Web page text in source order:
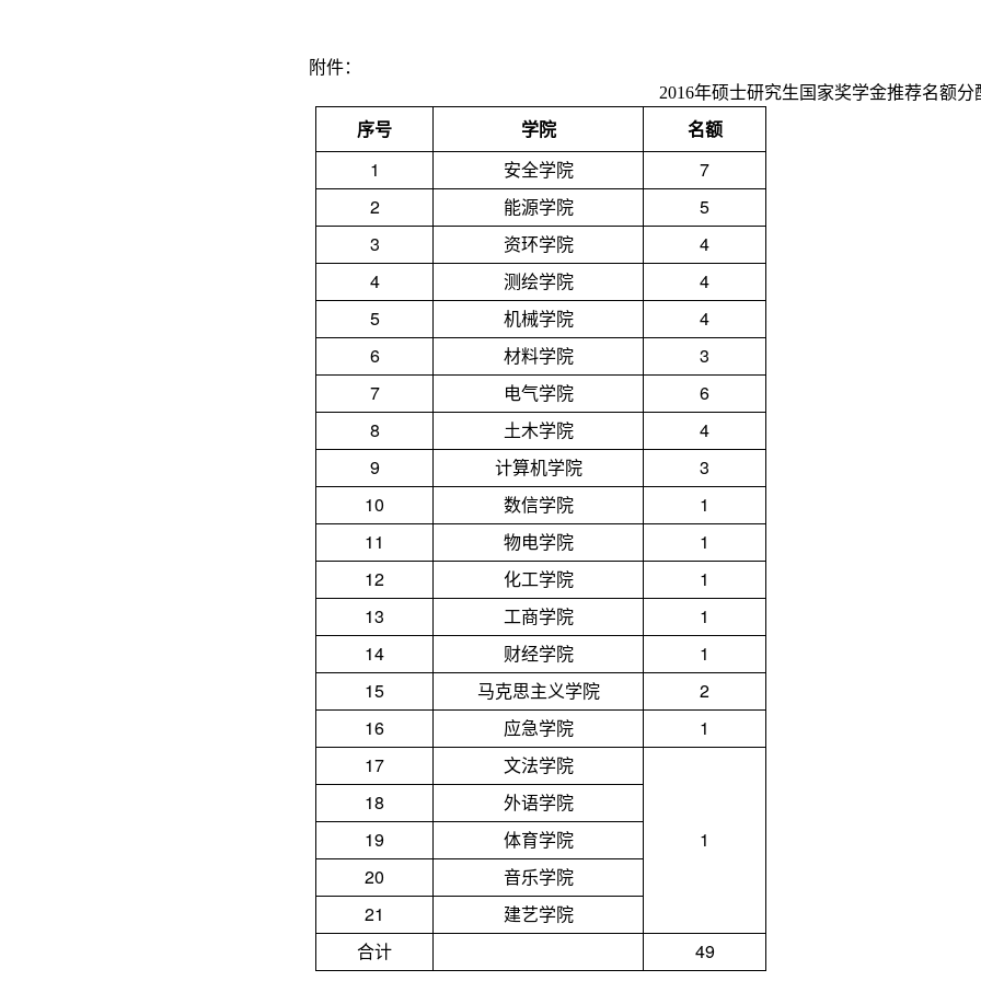
附件：
2016年硕士研究生国家奖学金推荐名额分
序号 学院
名额
1
安全学院
7
2
能源学院
5
3
资环学院
4
4
测绘学院
4
5
机械学院
4
6
材料学院
3
7
电气学院
6
8
土木学院
4
9
计算机学院
3
10
数信学院
1
11
物电学院
1
12
化工学院
1
13
工商学院
1
14
财经学院
1
15
马克思主义学院
2
16
应急学院
1
17
文法学院
1
18
外语学院
19
体育学院
20
音乐学院
21
建艺学院
合计
49